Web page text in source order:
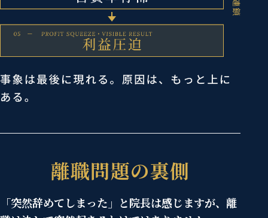
離職問題の裏側
「突然辞めてしまった」と院長は感じますが、離